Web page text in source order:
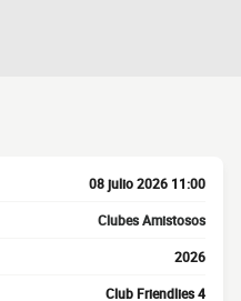
08 julio 2026 11:00
Clubes Amistosos
2026
Club Friendlies 4